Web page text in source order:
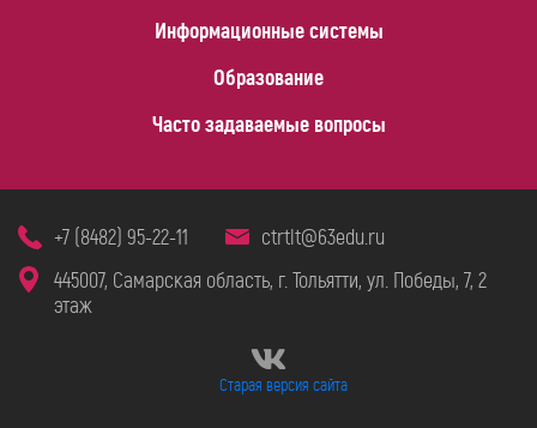
Информационные системы
Образование
Часто задаваемые вопросы
+7 (8482) 95-22-11
ctrtlt@63edu.ru
445007, Самарская область, г. Тольятти, ул. Победы, 7, 2
этаж
Старая версия сайта